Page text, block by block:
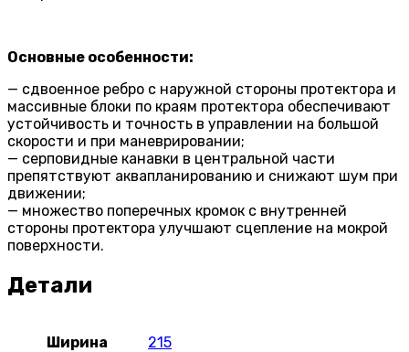
Основные особенности:
— сдвоенное ребро с наружной стороны протектора и
массивные блоки по краям протектора обеспечивают
устойчивость и точность в управлении на большой
скорости и при маневрировании;
— серповидные канавки в центральной части
препятствуют аквапланированию и снижают шум при
движении;
— множество поперечных кромок с внутренней
стороны протектора улучшают сцепление на мокрой
поверхности.
Детали
Ширина 215